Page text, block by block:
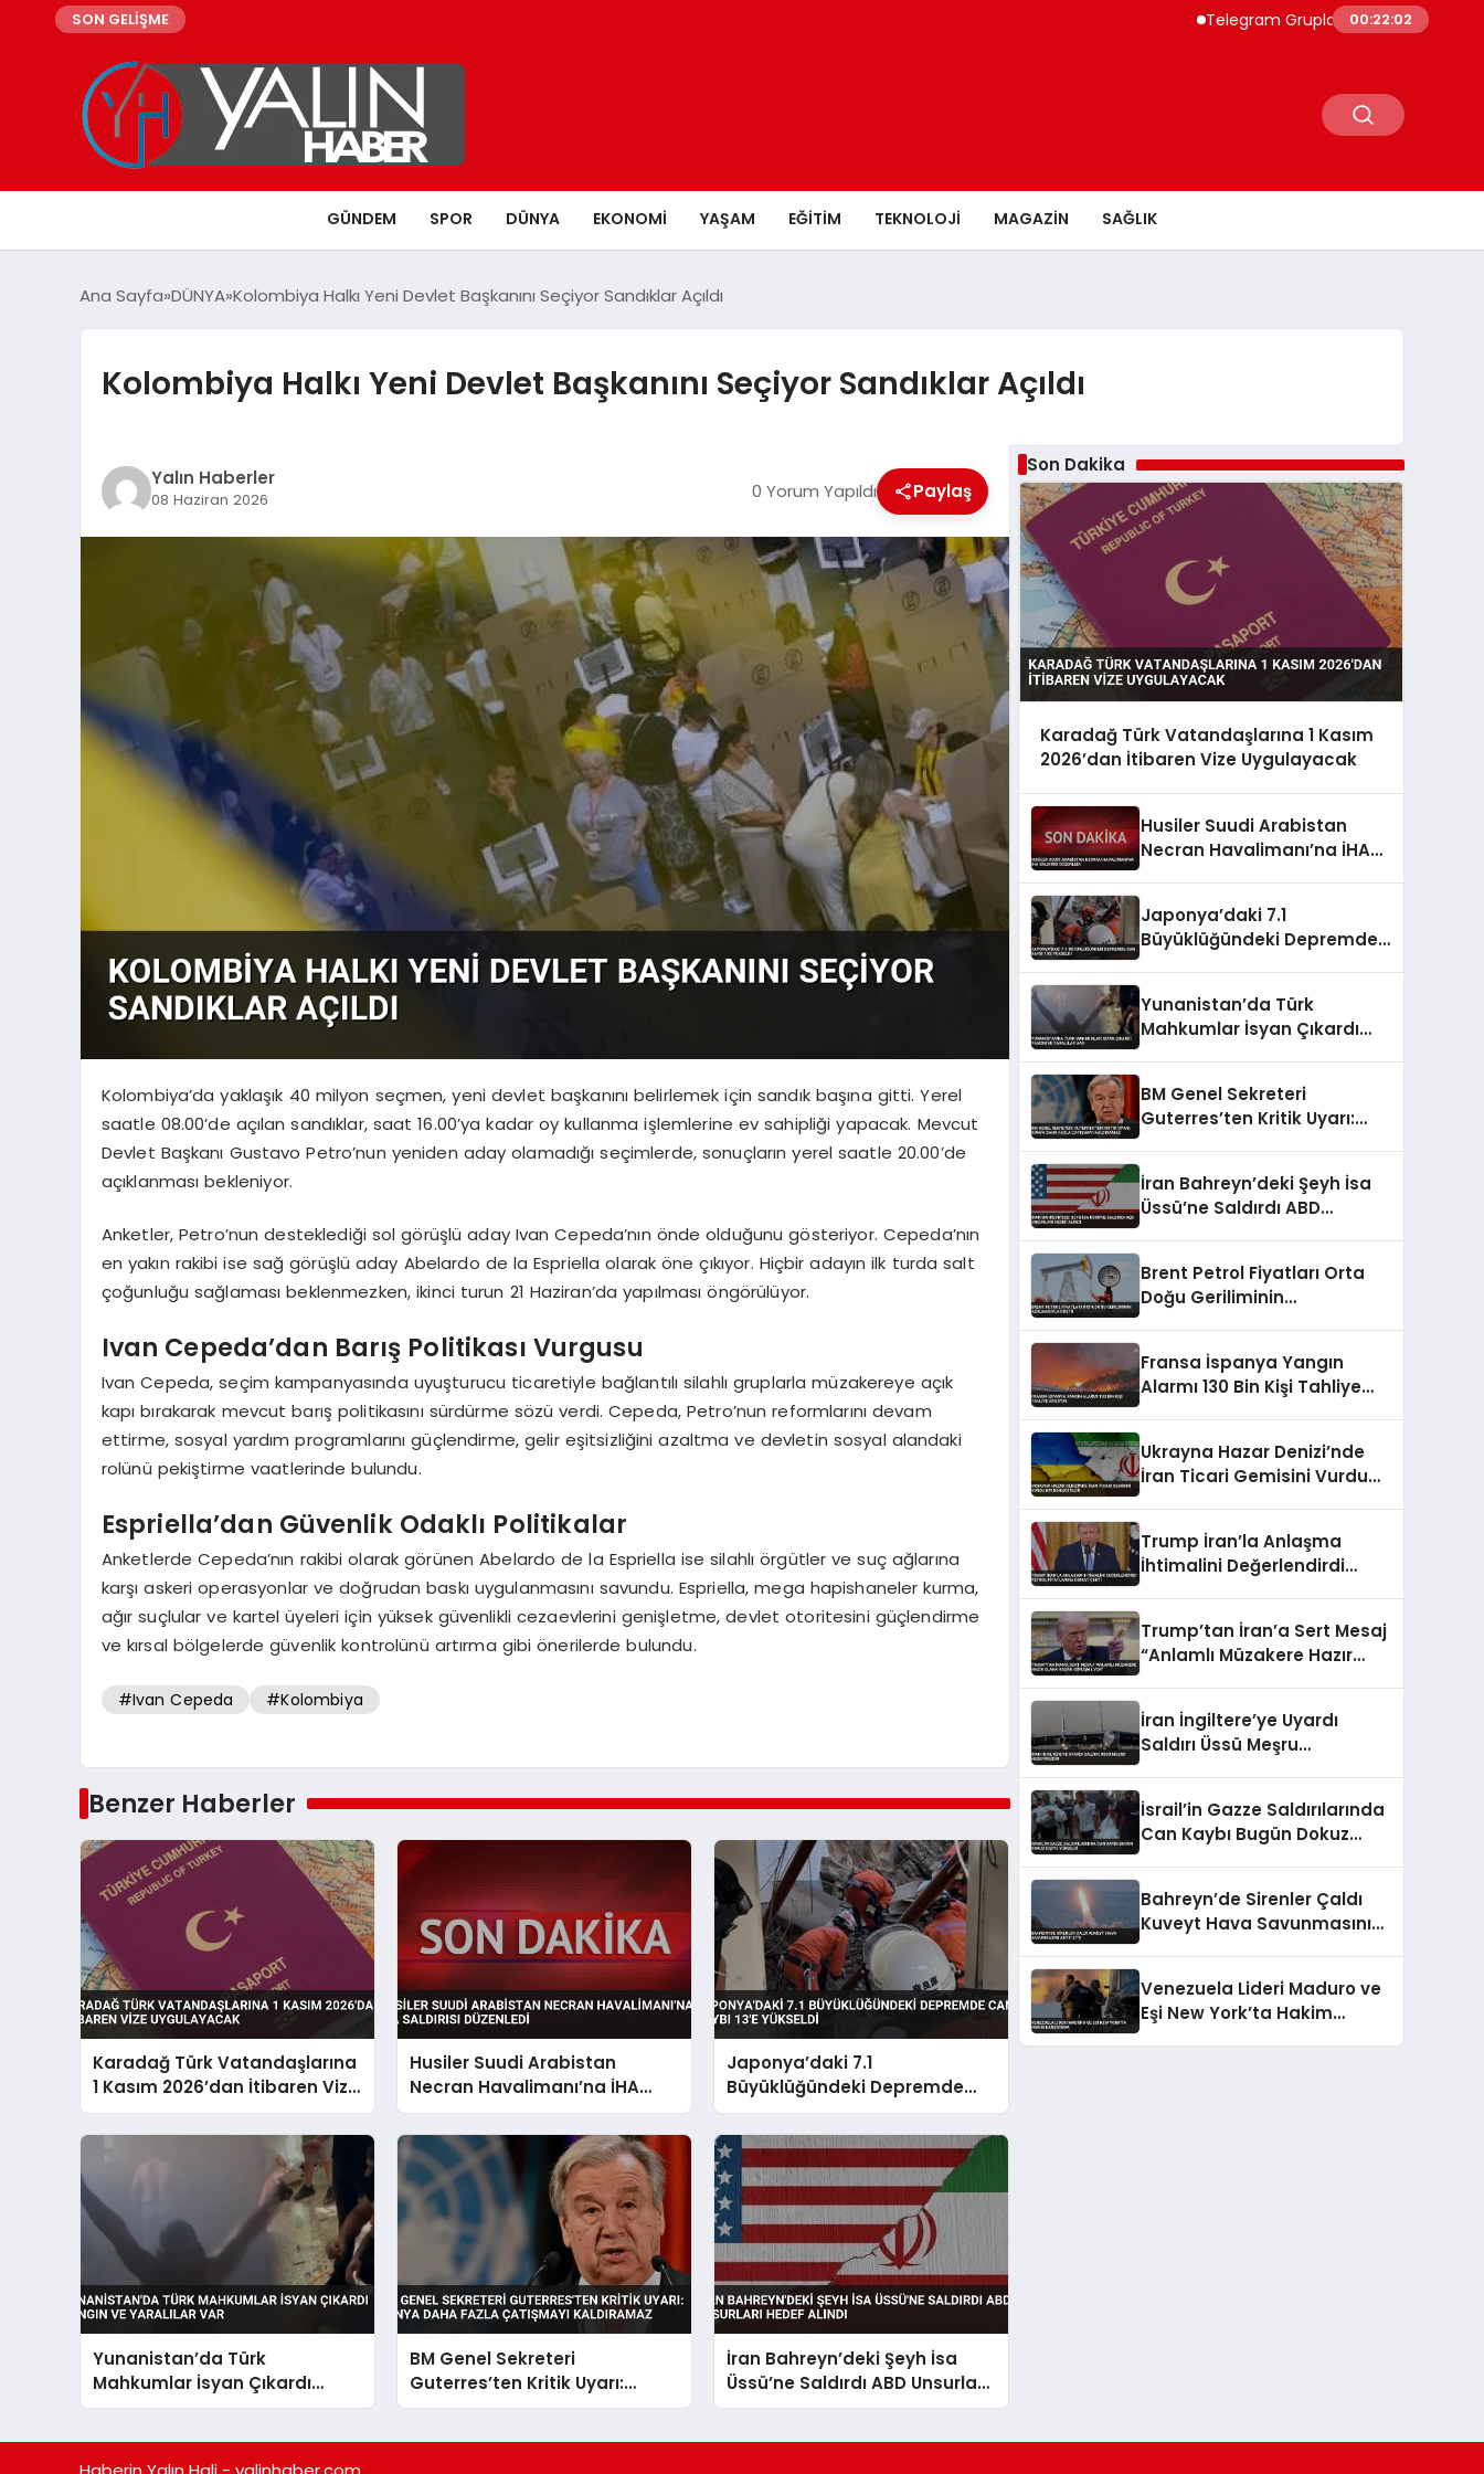
SON GELİŞME Telegram Grupları ile Doğru Topluluğa
00:22:03
GÜNDEM SPOR DÜNYA EKONOMİ YAŞAM EĞİTİM TEKNOLOJİ MAGAZİN SAĞLIK
Ana Sayfa DÜNYA Kolombiya Halkı Yeni Devlet Başkanını Seçiyor Sandıklar Açıldı
Kolombiya Halkı Yeni Devlet Başkanını Seçiyor Sandıklar Açıldı
Yalın Haberler
08 Haziran 2026 0 Yorum Yapıldı Paylaş
Kolombiya’da yaklaşık 40 milyon seçmen, yeni devlet başkanını belirlemek için sandık başına gitti. Yerel
saatle 08.00’de açılan sandıklar, saat 16.00’ya kadar oy kullanma işlemlerine ev sahipliği yapacak. Mevcut
Devlet Başkanı Gustavo Petro’nun yeniden aday olamadığı seçimlerde, sonuçların yerel saatle 20.00’de
açıklanması bekleniyor.
Anketler, Petro’nun desteklediği sol görüşlü aday Ivan Cepeda’nın önde olduğunu gösteriyor. Cepeda’nın
en yakın rakibi ise sağ görüşlü aday Abelardo de la Espriella olarak öne çıkıyor. Hiçbir adayın ilk turda salt
çoğunluğu sağlaması beklenmezken, ikinci turun 21 Haziran’da yapılması öngörülüyor.
Ivan Cepeda’dan Barış Politikası Vurgusu
Ivan Cepeda, seçim kampanyasında uyuşturucu ticaretiyle bağlantılı silahlı gruplarla müzakereye açık
kapı bırakarak mevcut barış politikasını sürdürme sözü verdi. Cepeda, Petro’nun reformlarını devam
ettirme, sosyal yardım programlarını güçlendirme, gelir eşitsizliğini azaltma ve devletin sosyal alandaki
rolünü pekiştirme vaatlerinde bulundu.
Espriella’dan Güvenlik Odaklı Politikalar
Anketlerde Cepeda’nın rakibi olarak görünen Abelardo de la Espriella ise silahlı örgütler ve suç ağlarına
karşı askeri operasyonlar ve doğrudan baskı uygulanmasını savundu. Espriella, mega hapishaneler kurma,
ağır suçlular ve kartel üyeleri için yüksek güvenlikli cezaevlerini genişletme, devlet otoritesini güçlendirme
ve kırsal bölgelerde güvenlik kontrolünü artırma gibi önerilerde bulundu.
#Ivan Cepeda #Kolombiya
Benzer Haberler
Karadağ Türk Vatandaşlarına
1 Kasım 2026’dan İtibaren Vize
Uygulayacak
Husiler Suudi Arabistan
Necran Havalimanı’na İHA
saldırısı düzenledi
Japonya’daki 7.1
Büyüklüğündeki Depremde
Can Kaybı 13’e Yükseldi
Yunanistan’da Türk
Mahkumlar İsyan Çıkardı
Yangın ve Yaralılar Var
BM Genel Sekreteri
Guterres’ten Kritik Uyarı:
Dünya Daha Fazla Çatışmayı
İran Bahreyn’deki Şeyh İsa
Üssü’ne Saldırdı ABD Unsurları
Hedef Alındı
Son Dakika
Karadağ Türk Vatandaşlarına 1 Kasım
2026’dan İtibaren Vize Uygulayacak
Husiler Suudi Arabistan
Necran Havalimanı’na İHA
Japonya’daki 7.1
Büyüklüğündeki Depremde
Yunanistan’da Türk
Mahkumlar İsyan Çıkardı
BM Genel Sekreteri
Guterres’ten Kritik Uyarı:
İran Bahreyn’deki Şeyh İsa
Üssü’ne Saldırdı ABD
Brent Petrol Fiyatları Orta
Doğu Geriliminin
Fransa İspanya Yangın
Alarmı 130 Bin Kişi Tahliye
Ukrayna Hazar Denizi’nde
İran Ticari Gemisini Vurdu
Trump İran’la Anlaşma
İhtimalini Değerlendirdi
Trump’tan İran’a Sert Mesaj
“Anlamlı Müzakere Hazır
İran İngiltere’ye Uyardı
Saldırı Üssü Meşru
İsrail’in Gazze Saldırılarında
Can Kaybı Bugün Dokuz
Bahreyn’de Sirenler Çaldı
Kuveyt Hava Savunmasını
Venezuela Lideri Maduro ve
Eşi New York’ta Hakim